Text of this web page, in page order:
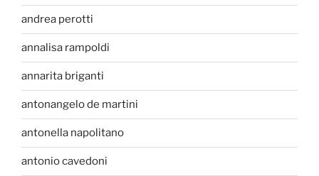
andrea perotti
annalisa rampoldi
annarita briganti
antonangelo de martini
antonella napolitano
antonio cavedoni